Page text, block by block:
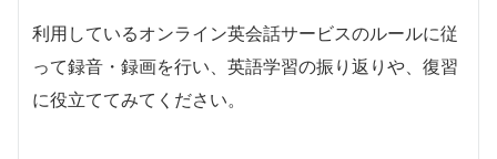
利用しているオンライン英会話サービスのルールに従
って録音・録画を行い、英語学習の振り返りや、復習
に役立ててみてください。